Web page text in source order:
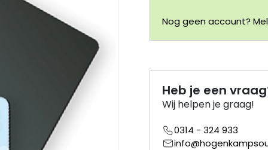
Nog geen account?
Heb je een
Wij helpen je graag!
0314 - 324 933